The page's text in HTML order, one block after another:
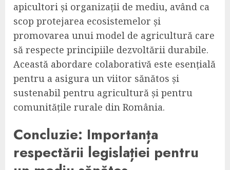
apicultori și organizații de mediu, având ca
scop protejarea ecosistemelor și
promovarea unui model de agricultură care
să respecte principiile dezvoltării durabile.
Această abordare colaborativă este esențială
pentru a asigura un viitor sănătos și
sustenabil pentru agricultură și pentru
comunitățile rurale din România.
Concluzie: Importanța
respectării legislației pentru